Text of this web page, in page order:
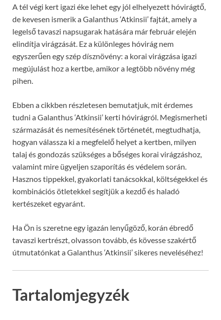
A tél végi kert igazi éke lehet egy jól elhelyezett hóvirágtő,
de kevesen ismerik a Galanthus ‘Atkinsii’ fajtát, amely a
legelső tavaszi napsugarak hatására már február elején
elindítja virágzását. Ez a különleges hóvirág nem
egyszerűen egy szép dísznövény: a korai virágzása igazi
megújulást hoz a kertbe, amikor a legtöbb növény még
pihen.
Ebben a cikkben részletesen bemutatjuk, mit érdemes
tudni a Galanthus ‘Atkinsii’ kerti hóvirágról. Megismerheti
származását és nemesítésének történetét, megtudhatja,
hogyan válassza ki a megfelelő helyet a kertben, milyen
talaj és gondozás szükséges a bőséges korai virágzáshoz,
valamint mire ügyeljen szaporítás és védelem során.
Hasznos tippekkel, gyakorlati tanácsokkal, költségekkel és
kombinációs ötletekkel segítjük a kezdő és haladó
kertészeket egyaránt.
Ha Ön is szeretne egy igazán lenyűgöző, korán ébredő
tavaszi kertrészt, olvasson tovább, és kövesse szakértő
útmutatónkat a Galanthus ‘Atkinsii’ sikeres neveléséhez!
Tartalomjegyzék